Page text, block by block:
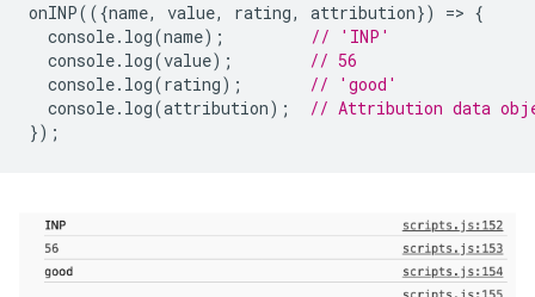
onINP(({name, value, rating, attribution}) => {
console. log(name);
// 'INP'
console. log(value);
// 56
console. log(rating);
// 'good'
console. log(attribution);
// Attribution data
});